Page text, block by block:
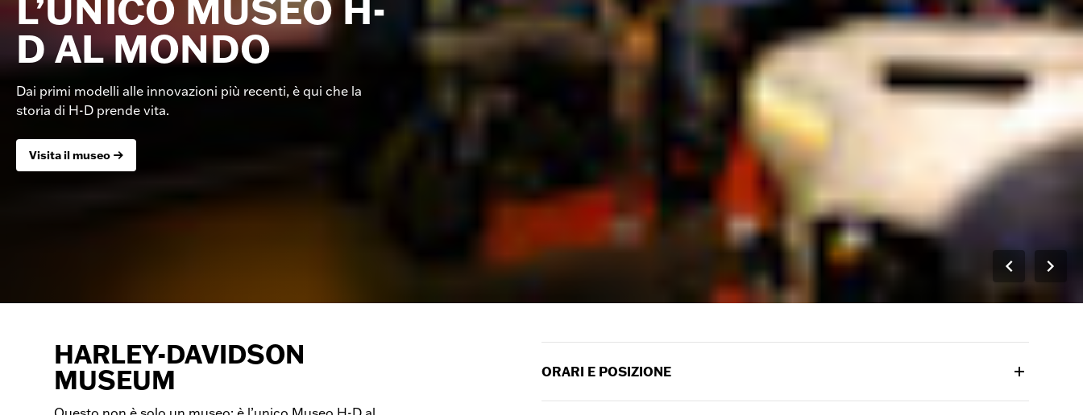
L’UNICO MUSEO H-
D AL MONDO
Dai primi modelli alle innovazioni più recenti, è qui che la
storia di H-D prende vita.
Visita il museo
HARLEY-DAVIDSON
MUSEUM
ORARI E POSIZIONE
Situato nel campus dell'H-D Museum al 400 W. Canal St., Milwaukee, WI